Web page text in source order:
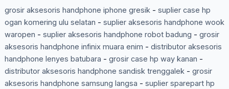
grosir aksesoris handphone iphone gresik- suplier case hp
ogan komering ulu selatan - suplier aksesoris handphone wook
waropen - suplier aksesoris handphone robot badung - grosir
aksesoris handphone infinix muara enim - distributor aksesoris
handphone lenyes batubara - grosir case hp way kanan -
distributor aksesoris handphone sandisk trenggalek- grosir
aksesoris handphone samsung langsa - suplier sparepart hp